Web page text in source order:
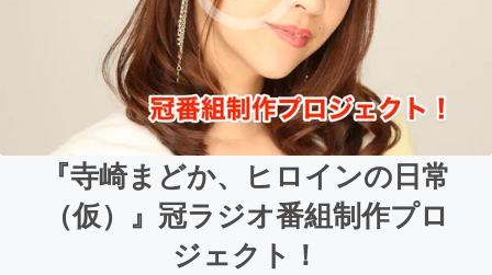
『寺崎まどか、ヒロインの日常
（仮）』冠ラジオ番組制作プロ
ジェクト！